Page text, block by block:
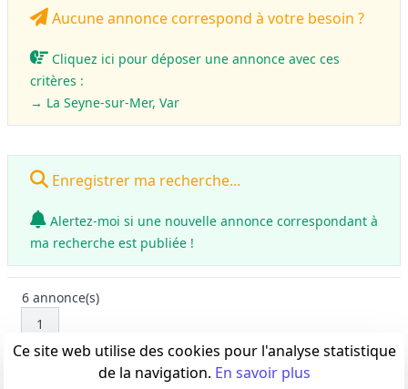
Aucune annonce correspond à votre besoin ?
Cliquez ici pour déposer une annonce avec ces
critères :
→ La Seyne-sur-Mer, Var
Enregistrer ma recherche...
Alertez-moi si une nouvelle annonce correspondant à
ma recherche est publiée !
6 annonce(s)
1
Ce site web utilise des cookies pour l'analyse statistique
de la navigation. En savoir plus